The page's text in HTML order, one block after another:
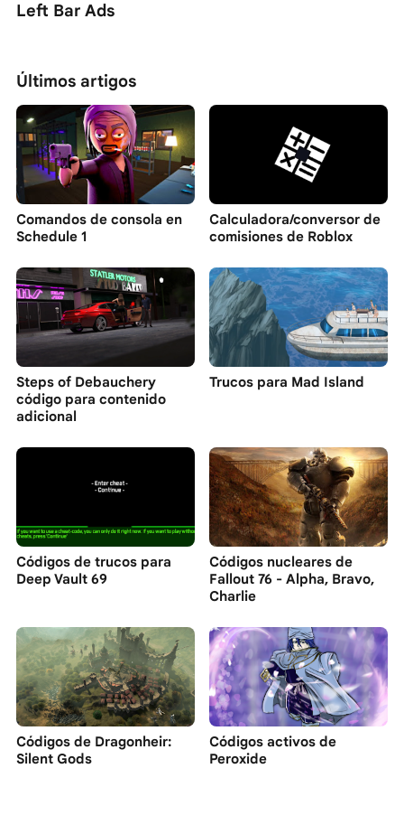
Left Bar Ads
Últimos artigos
Comandos de consola en
Schedule 1
Calculadora/conversor de
comisiones de Roblox
Steps of Debauchery
código para contenido
adicional
Trucos para Mad Island
Códigos de trucos para
Deep Vault 69
Códigos nucleares de
Fallout 76 - Alpha, Bravo,
Charlie
Códigos de Dragonheir:
Silent Gods
Códigos activos de
Peroxide